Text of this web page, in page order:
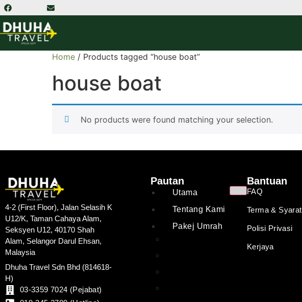
Home / Products tagged “house boat”
house boat
No products were found matching your selection.
4-2 (First Floor), Jalan Selasih K
U12/K, Taman Cahaya Alam,
Seksyen U12, 40170 Shah
Alam, Selangor Darul Ehsan,
Malaysia
Dhuha Travel Sdn Bhd (814618-
H)
03-3359 7024 (Pejabat)
Pautan
Utama
Tentang Kami
Pakej Umrah
Bantuan
FAQ
Terma & Syarat
Polisi Privasi
Kerjaya